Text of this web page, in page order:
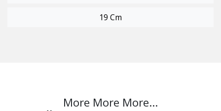
19 Cm
More More More...